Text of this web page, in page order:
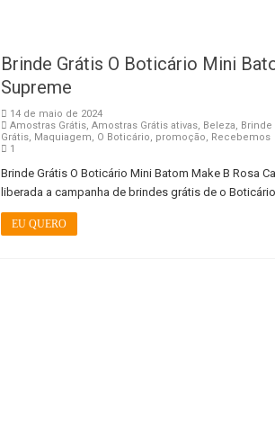
Brinde Grátis O Boticário Mini
Supreme
14 de maio de 2024
Amostras Grátis, Amostras Grátis ativas, Beleza, Brinde
Grátis, Maquiagem, O Boticário, promoção, Recebemos
1
Brinde Grátis O Boticário Mini Batom Make B Rosa
liberada a campanha de brindes grátis de o
EU QUERO